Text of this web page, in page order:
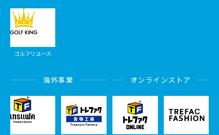
ゴルフリユース
海外事業 オンラインストア